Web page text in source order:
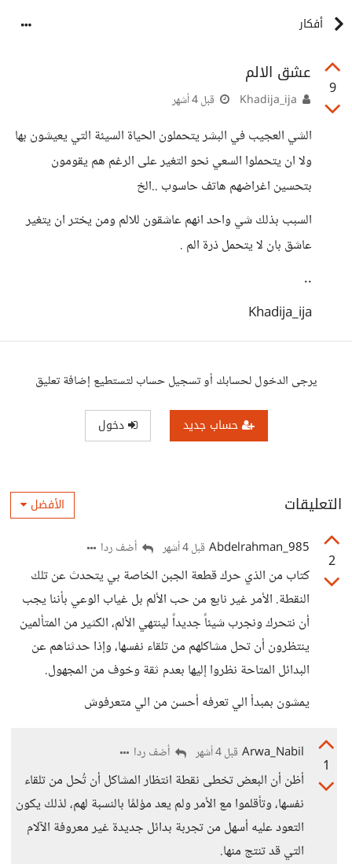
أفكار
9
عشق الالم
قبل 4 أشهر
الشي العجيب في البشر يتحملون الحياة السيئة التي يعيشون بها
ولا ان يتحملوا السعي نحو التغير على الرغم هم يقومون
بتحسين اغراضهم هاتف حاسوب ..الخ
السبب بذلك شي واحد انهم عاشقون للالم ومن يختر ان يتغير
عاشق بان لا يتحمل ذرة الم .
..
Khadija_ija
يرجى الدخول لحسابك أو تسجيل حساب لتستطيع إضافة تعليق
حساب جديد دخول
التعليقات الأفضل
2
Abdelrahman_985 قبل 4 أشهر أضف ردا
كتاب من الذي حرك قطعة الجبن الخاصة بي يتحدث عن تلك
النقطة. الأمر غير نابع من حب الألم بل غياب الوعي بأننا يجب
أن نتحرك ونجرب شيئاً جديداً لينتهي الألم، الكثير من المتألمين
ينتظرون أن تحل مشاكلهم من تلقاء نفسها، وإذا حدثناهم عن
البدائل المتاحة نظروا إليها بعدم ثقة وخوف من المجهول.
يمشون بمبدأ الي تعرفه أحسن من الي متعرفوش
1
Arwa_Nabil قبل 4 أشهر أضف ردا
أظن أن البعض تخطى نقطة انتظار المشاكل أن تُحل من تلقاء
نفسها، وتأقلموا مع الأمر ولم يعد مؤلمًا بالنسبة لهم، لذلك يكون
التعود عليه أسهل من تجربة بدائل جديدة غير معروفة الآلام
التي قد تنتج منها.